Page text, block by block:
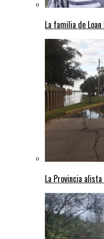
La familia de
La Provincia